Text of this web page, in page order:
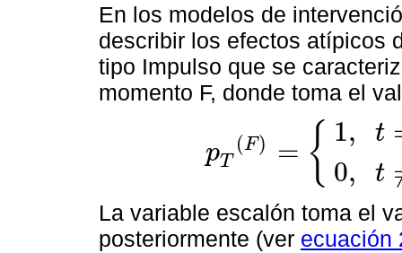
En los modelos de
describir los efectos atípicos
tipo Impulso que se
momento F, donde toma el
pT
(F) = { 1, t
0, t
pT(F) = F0, ≠F
La variable escalón toma el
posteriormente (ver ecuación